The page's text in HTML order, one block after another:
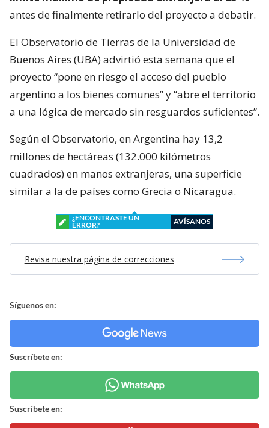
antes de finalmente retirarlo del proyecto a debatir.
El Observatorio de Tierras de la Universidad de
Buenos Aires (UBA) advirtió esta semana que el
proyecto “pone en riesgo el acceso del pueblo
argentino a los bienes comunes” y “abre el territorio
a una lógica de mercado sin resguardos suficientes”.
Según el Observatorio, en Argentina hay 13,2
millones de hectáreas (132.000 kilómetros
cuadrados) en manos extranjeras, una superficie
similar a la de países como Grecia o Nicaragua.
¿ENCONTRASTE UN
ERROR?
AVÍSANOS
Revisa nuestra página de correcciones
Síguenos en:
Suscríbete en:
Suscríbete en: